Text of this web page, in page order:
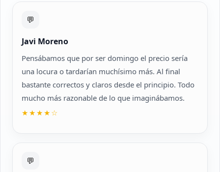
💬
Javi Moreno
Pensábamos que por ser domingo el precio sería
una locura o tardarían muchísimo más. Al final
bastante correctos y claros desde el principio. Todo
mucho más razonable de lo que imaginábamos.
★★★★☆
💬